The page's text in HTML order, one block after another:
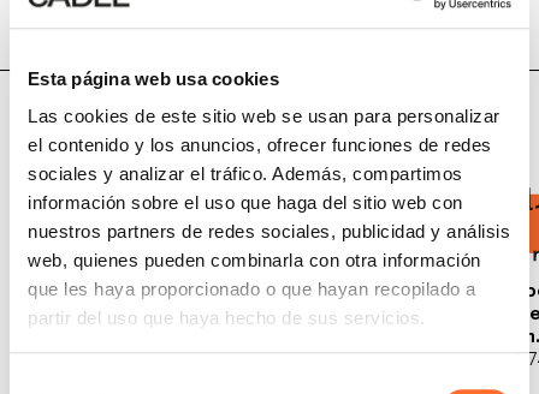
Esta página web usa cookies
Las cookies de este sitio web se usan para personalizar
el contenido y los anuncios, ofrecer funciones de redes
sociales y analizar el tráfico. Además, compartimos
información sobre el uso que haga del sitio web con
nuestros partners de redes sociales, publicidad y análisis
web, quienes pueden combinarla con otra información
que les haya proporcionado o que hayan recopilado a
partir del uso que haya hecho de sus servicios.
Datos técnicos
Potencia
nominal
7 kW
potencia
térmica total
7,9 kW
Volumen a
calentar
31/